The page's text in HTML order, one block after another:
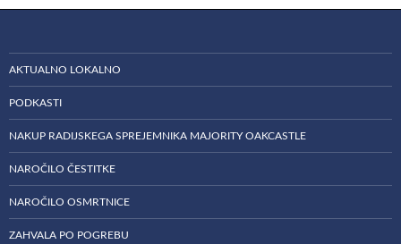
AKTUALNO LOKALNO
PODKASTI
NAKUP RADIJSKEGA SPREJEMNIKA MAJORITY OAKCASTLE
NAROČILO ČESTITKE
NAROČILO OSMRTNICE
ZAHVALA PO POGREBU